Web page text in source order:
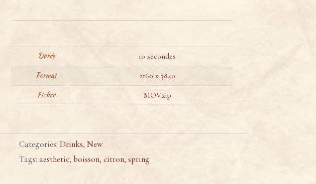
Durée 10 secondes
Format 2160 x 3840
Ficher MOV.zip
Categories: Drinks, New
Tags: aesthetic, boisson, citron, spring